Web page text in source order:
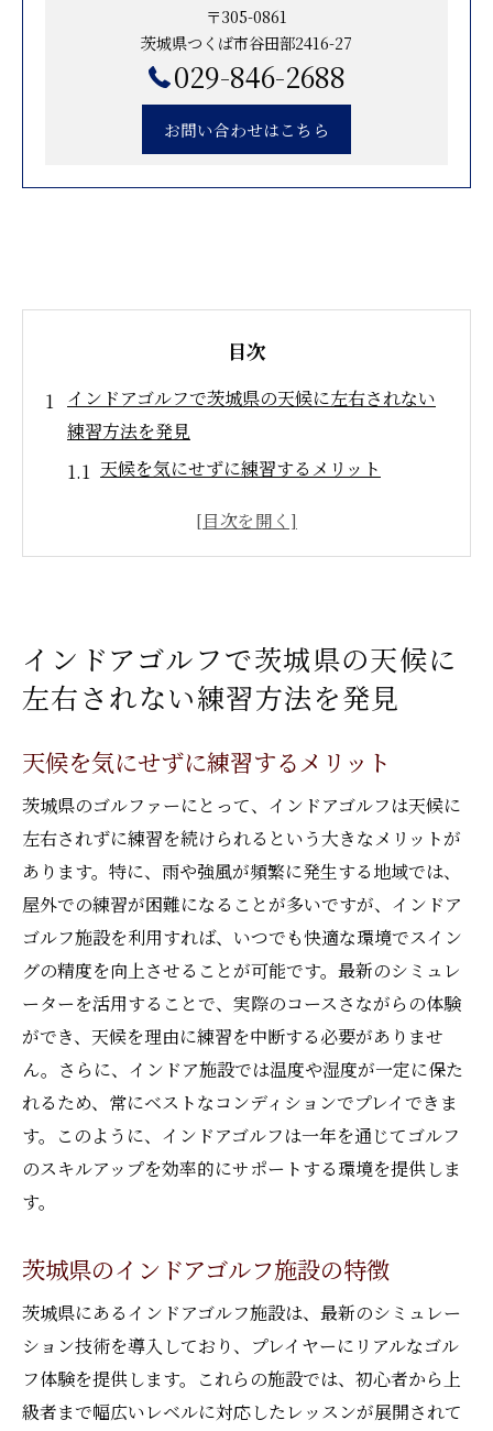
〒305-0861
茨城県つくば市谷田部2416-27
029-846-2688
お問い合わせはこちら
目次
インドアゴルフで茨城県の天候に左右されない
練習方法を発見
天候を気にせずに練習するメリット
せる方法
茨城県でインドアゴルフを始めるためのガ
最新シミュレーション技術で叶うインドアゴル
フの魅力
シミュレーション技術の進化とその効果
リアルなゴルフ体験を提供するシミュレー
ター
スイング解析で自己理解を深める方法
先端技術がもたらす練習の効率化
インドアゴルフシミュレーターの選び方
シミュレーターを活用した戦略的練習法
茨城県で体験するインドアゴルフの個別指導の
個別指導がもたらす技術向上の理由
個人のスキルに合わせた練習プラン
個別指導で得られるメンタル面の成長
個別指導を受けるためのステップ
解析機能でスイングチェックが可能なインドア
ゴルフのメリット
インドアゴルフで茨城県の天候に
左右されない練習方法を発見
天候を気にせずに練習するメリット
茨城県のゴルファーにとって、インドアゴルフは天候に
左右されずに練習を続けられるという大きなメリットが
あります。特に、雨や強風が頻繁に発生する地域では、
屋外での練習が困難になることが多いですが、インドア
ゴルフ施設を利用すれば、いつでも快適な環境でスイン
グの精度を向上させることが可能です。最新のシミュレ
ーターを活用することで、実際のコースさながらの体験
ができ、天候を理由に練習を中断する必要がありませ
ん。さらに、インドア施設では温度や湿度が一定に保た
れるため、常にベストなコンディションでプレイできま
す。このように、インドアゴルフは一年を通じてゴルフ
のスキルアップを効率的にサポートする環境を提供しま
す。
茨城県のインドアゴルフ施設の特徴
茨城県にあるインドアゴルフ施設は、最新のシミュレー
ション技術を導入しており、プレイヤーにリアルなゴル
フ体験を提供します。これらの施設では、初心者から上
級者まで幅広いレベルに対応したレッスンが展開されて